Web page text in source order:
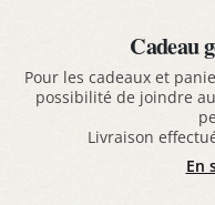
Cadeau
Pour les cadeaux et
possibilité de joindre
Livraison
En